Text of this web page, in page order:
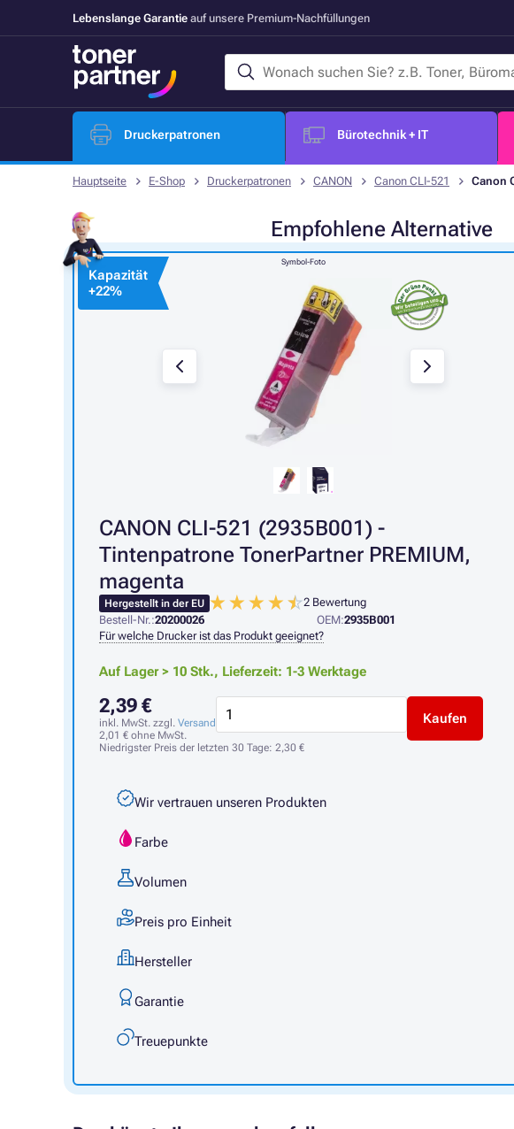
Lebenslange Garantie auf unsere Premium-Nachfüllungen
Druckerpatronen Bürotechnik + IT
Hauptseite E-Shop Druckerpatronen CANON Canon CLI-521 Canon
Empfohlene Alternative
Symbol-Foto
Kapazität
+22%
CANON CLI-521 (2935B001) -
Tintenpatrone TonerPartner PREMIUM,
magenta
Hergestellt in der EU
2 Bewertung
Bestell-Nr.:20200026 OEM:2935B001
Für welche Drucker ist das Produkt geeignet?
Auf Lager > 10 Stk., Lieferzeit: 1-3 Werktage
2,39 €
inkl. MwSt. zzgl. Versand
2,01 € ohne MwSt.
Kaufen
Niedrigster Preis der letzten 30 Tage: 2,30 €
Wir vertrauen unseren Produkten
Farbe
Volumen
Preis pro Einheit
Hersteller
Garantie
Treuepunkte